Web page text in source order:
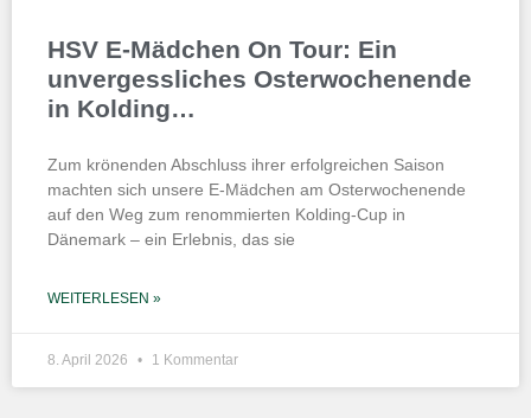
HSV E-Mädchen On Tour: Ein
unvergessliches Osterwochenende
in Kolding…
Zum krönenden Abschluss ihrer erfolgreichen Saison
machten sich unsere E-Mädchen am Osterwochenende
auf den Weg zum renommierten Kolding-Cup in
Dänemark – ein Erlebnis, das sie
WEITERLESEN »
8. April 2026 1 Kommentar